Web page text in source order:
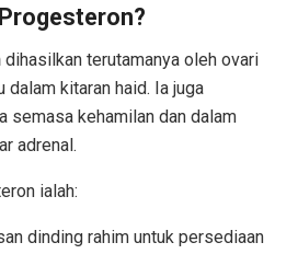
dihasilkan terutamanya oleh ovari
kitaran haid. Ia juga
semasa kehamilan dan dalam
adrenal.
ialah:
dinding rahim untuk persediaan